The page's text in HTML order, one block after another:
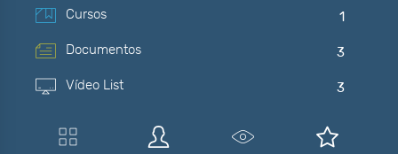
Cursos 1
Documentos 3
Vídeo List 3